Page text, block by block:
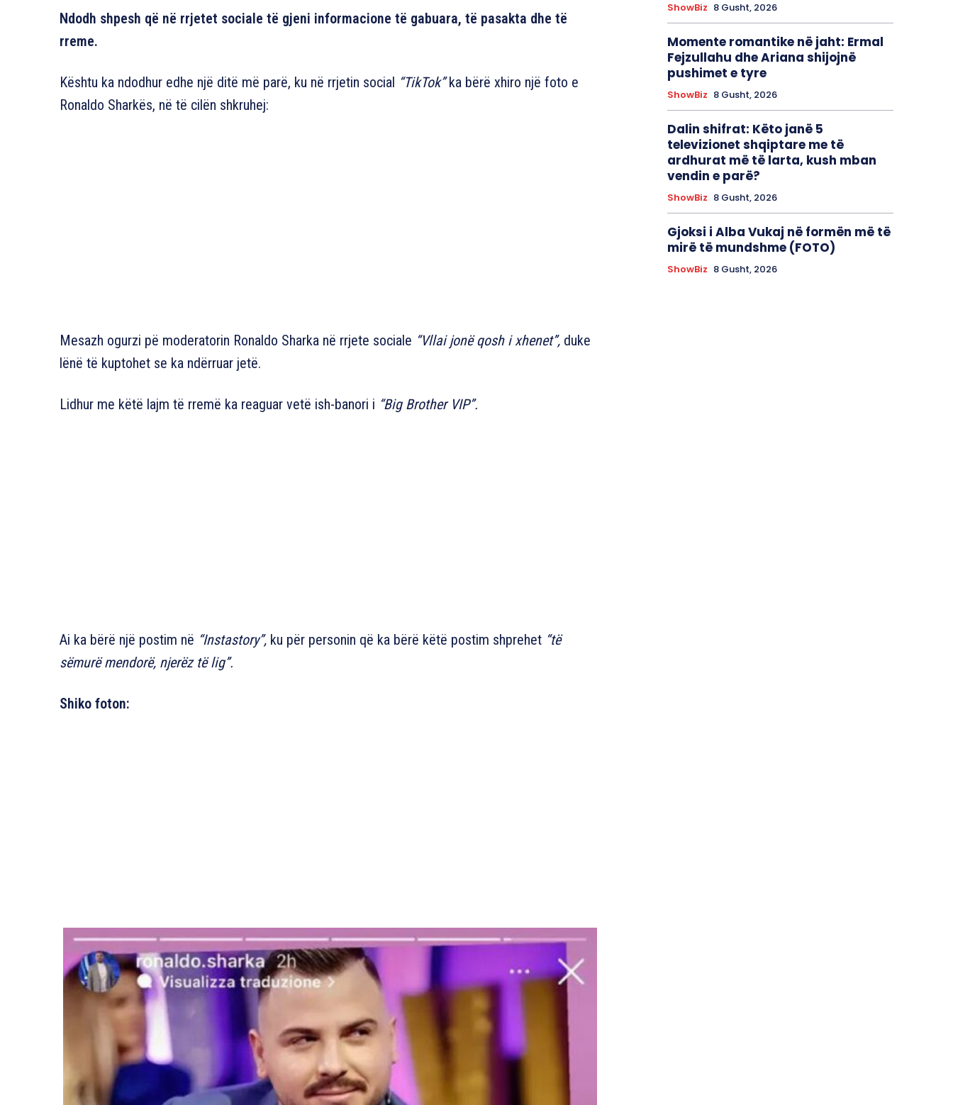
Ndodh shpesh që në rrjetet sociale të gjeni informacione të gabuara, të pasakta dhe të
rreme.
Kështu ka ndodhur edhe një ditë më parë, ku në rrjetin social “TikTok”ka bërë xhiro një foto e
Ronaldo Sharkës, në të cilën shkruhej:
Mesazh ogurzi pë moderatorin Ronaldo Sharka në rrjete sociale “Vllai jonë qosh i xhenet”, duke
lënë të kuptohet se ka ndërruar jetë.
Lidhur me këtë lajm të rremë ka reaguar vetë ish-banori i “Big Brother VIP”.
Ai ka bërë një postim në “Instastory”, ku për personin që ka bërë këtë postim shprehet “të
sëmurë mendorë, njerëz të lig”.
Shiko foton:
ShowBiz 8 Gusht, 2026
Momente romantike në jaht: Ermal
Fejzullahu dhe Ariana shijojnë
pushimet e tyre
ShowBiz 8 Gusht, 2026
Dalin shifrat: Këto janë 5
televizionet shqiptare me të
ardhurat më të larta, kush mban
vendin e parë?
ShowBiz 8 Gusht, 2026
Gjoksi i Alba Vukaj në formën më të
mirë të mundshme (FOTO)
ShowBiz 8 Gusht, 2026